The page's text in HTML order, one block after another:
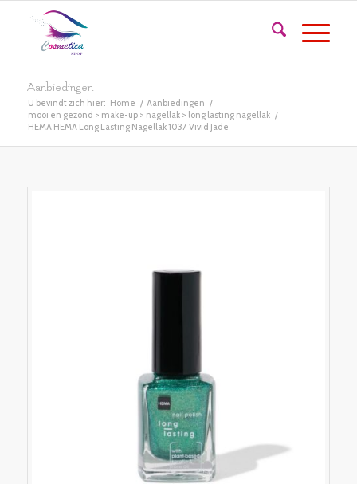
Aanbiedingen
U bevindt zich hier: Home / Aanbiedingen /
mooi en gezond > make-up > nagellak > long lasting nagellak /
HEMA HEMA Long Lasting Nagellak 1037 Vivid Jade